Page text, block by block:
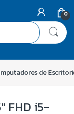
0
de
FHD i5-